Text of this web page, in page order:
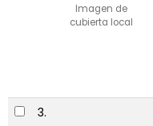
Imagen de
cubierta local
3.